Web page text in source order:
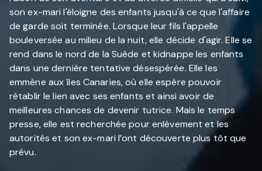
son ex-mari l'éloigne des enfants jusqu'à ce que l'affaire
de garde soit terminée. Lorsque leur fils l'appelle
bouleversée au milieu de la nuit, elle décide d'agir. Elle se
rend dans le nord de la Suède et kidnappe les enfants
dans une dernière tentative désespérée. Elle les
emmène aux îles Canaries, où elle espère pouvoir
rétablir le lien avec ses enfants et ainsi avoir de
meilleures chances de devenir tutrice. Mais le temps
presse, elle est recherchée pour enlèvement et les
autorités et son ex-mari l’ont découverte plus tôt que
prévu.